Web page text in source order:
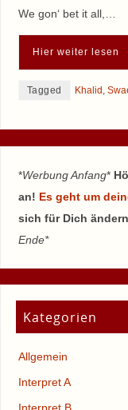
We gon‘ bet it all,…
Hier weiter lesen
Tagged Khalid ,
*Werbung Anfang*
an! Es geht um
sich für Dich
Ende*
Kategorien
Allgemein
Interpret A